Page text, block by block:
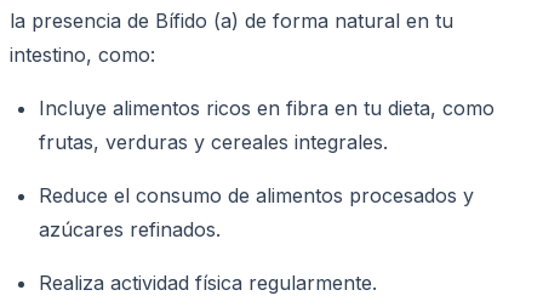
la presencia de Bífido (a) de forma natural en tu
intestino, como:
Incluye alimentos ricos en fibra en tu dieta, como
frutas, verduras y cereales integrales.
Reduce el consumo de alimentos procesados y
azúcares refinados.
Realiza actividad física regularmente.